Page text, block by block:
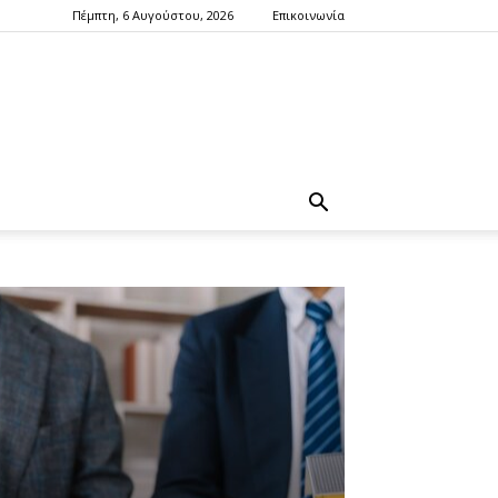
Πέμπτη, 6 Αυγούστου, 2026 Επικοινωνία